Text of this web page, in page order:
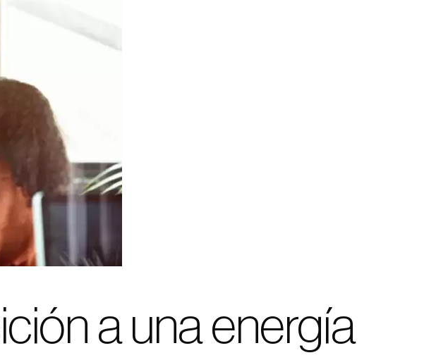
a una energía